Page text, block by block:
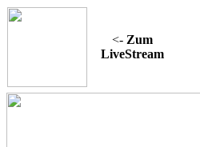
<- Zum
LiveStream